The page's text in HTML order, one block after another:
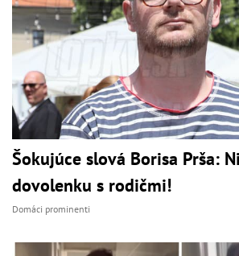
Šokujúce slová Borisa Prša:
dovolenku s rodičmi!
Domáci prominenti